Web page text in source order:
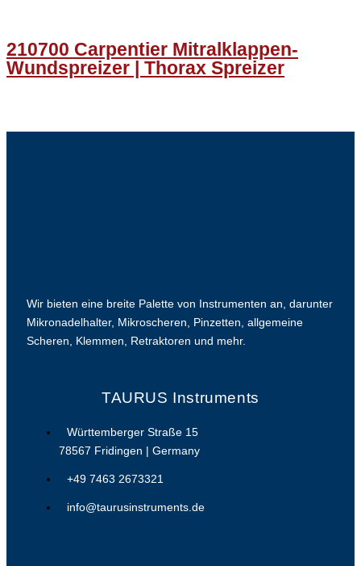
210700 Carpentier Mitralklappen-
Wundspreizer | Thorax Spreizer
Wir bieten eine breite Palette von Instrumenten an, darunter
Mikronadelhalter, Mikroscheren, Pinzetten, allgemeine
Scheren, Klemmen, Retraktoren und mehr.
TAURUS Instruments
Württemberger Straße 15
78567 Fridingen | Germany
+49 7463 2673321
info@taurusinstruments.de